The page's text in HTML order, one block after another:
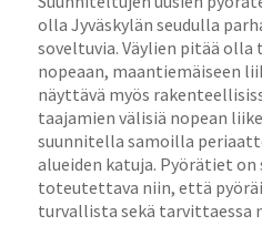
olla Jyväskylän seudulla
soveltuvia. Väylien pitää
nopeaan, maantiemäiseen
näyttävä myös
taajamien välisiä nopean
suunnitella samoilla
alueiden katuja. Pyörätiet
toteutettava niin, että
turvallista sekä tarvittaessa